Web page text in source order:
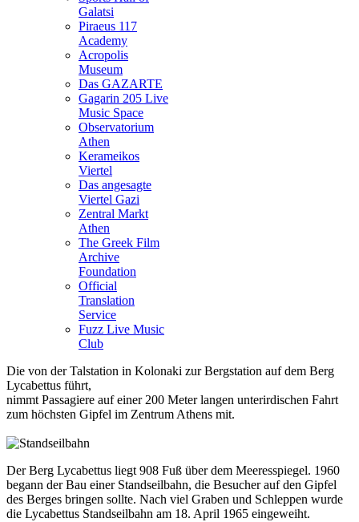
Galatsi
Piraeus 117
Academy
Acropolis
Museum
Das GAZARTE
Gagarin 205 Live
Music Space
Observatorium
Athen
Kerameikos
Viertel
Das angesagte
Viertel Gazi
Zentral Markt
Athen
The Greek Film
Archive
Foundation
Official
Translation
Service
Fuzz Live Music
Club
Die von der Talstation in Kolonaki zur Bergstation auf dem Berg
Lycabettus führt,
nimmt Passagiere auf einer 200 Meter langen unterirdischen Fahrt
zum höchsten Gipfel im Zentrum Athens mit.
Der Berg Lycabettus liegt 908 Fuß über dem Meeresspiegel. 1960
begann der Bau einer Standseilbahn, die Besucher auf den Gipfel
des Berges bringen sollte. Nach viel Graben und Schleppen wurde
die Lycabettus Standseilbahn am 18. April 1965 eingeweiht.